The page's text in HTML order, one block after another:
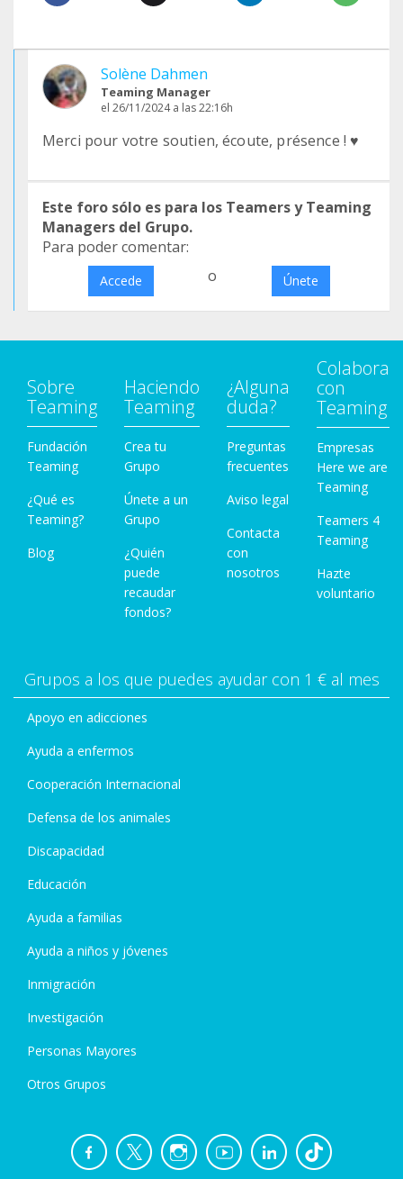
Solène Dahmen
Teaming Manager
el 26/11/2024 a las 22:16h
Merci pour votre soutien, écoute, présence ! ♥️
Este foro sólo es para los Teamers y Teaming
Managers del Grupo.
Para poder comentar:
Accede o Únete
Sobre
Teaming
Fundación
Teaming
¿Qué es
Teaming?
Blog
Haciendo
Teaming
Crea tu
Grupo
Únete a un
Grupo
¿Quién
puede
recaudar
fondos?
¿Alguna
duda?
Preguntas
frecuentes
Aviso legal
Contacta
con
nosotros
Colabora
con
Teaming
Empresas
Here we are
Teaming
Teamers 4
Teaming
Hazte
voluntario
Grupos a los que puedes ayudar con 1 € al mes
Apoyo en adicciones
Ayuda a enfermos
Cooperación Internacional
Defensa de los animales
Discapacidad
Educación
Ayuda a familias
Ayuda a niños y jóvenes
Inmigración
Investigación
Personas Mayores
Otros Grupos